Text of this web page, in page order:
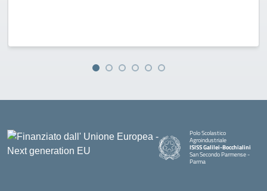
Polo Scolastico
Agroindustriale
ISISS Galilei-Bocchialini
San Secondo Parmense -
Parma